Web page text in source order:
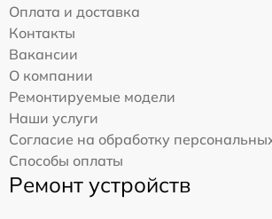
Оплата и доставка
Контакты
Вакансии
О компании
Ремонтируемые модели
Наши услуги
Согласие на обработку
Способы оплаты
Ремонт устройств